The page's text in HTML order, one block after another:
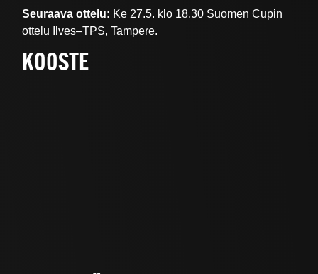
Seuraava ottelu: Ke 27.5. klo 18.30 Suomen Cupin
ottelu Ilves–TPS, Tampere.
KOOSTE